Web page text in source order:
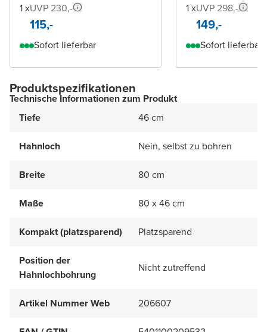
1 xUVP 230,-
115,-
Sofort lieferbar
1 xUVP 298,-
149,-
Sofort lieferbar
Produktspezifikationen
Technische Informationen zum Produkt
Tiefe
46 cm
Hahnloch Nein, selbst zu bohren
Breite 80 cm
Maße 80 x 46 cm
Kompakt (platzsparend) Platzsparend
Position der
Hahnlochbohrung
Nicht zutreffend
Artikel Nummer Web 206607